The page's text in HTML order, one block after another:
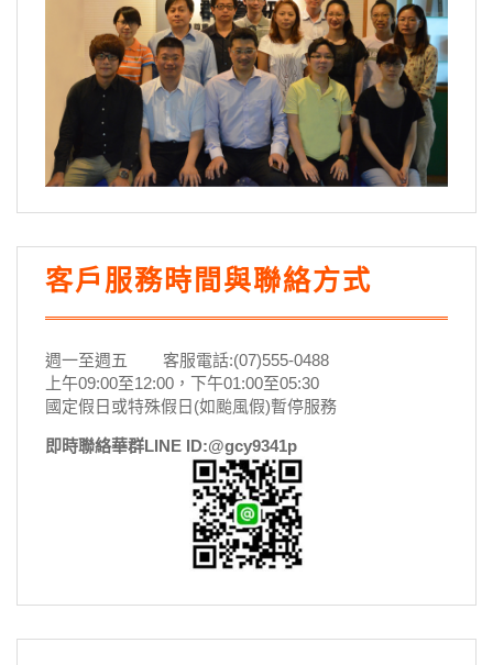
客戶服務時間與聯絡方式
週一至週五 客服電話:(07)555-0488
上午09:00至12:00，下午01:00至05:30
國定假日或特殊假日(如颱風假)暫停服務
即時聯絡華群LINE ID:@gcy9341p